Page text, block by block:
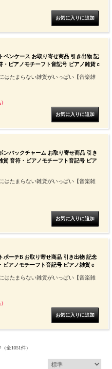
ペンケース お取り寄せ商品 引き出物 記
・ピアノモチーフト音記号 ピアノ雑貨ｃ
はたまらない雑貨がいっぱい【音楽雑
)
ンバックチャーム お取り寄せ商品 引き
貨 音符・ピアノモチーフト音記号 ピア
はたまらない雑貨がいっぱい【音楽雑
ポーチB お取り寄せ商品 引き出物 記念
ピアノモチーフト音記号 ピアノ雑貨ｃ
はたまらない雑貨がいっぱい【音楽雑
)
（全1051件）